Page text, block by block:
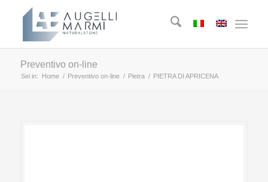
Preventivo on-line
Sei in: Home / Preventivo on-line / Pietra / PIETRA DI APRICENA